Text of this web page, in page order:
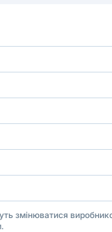
змінюватися